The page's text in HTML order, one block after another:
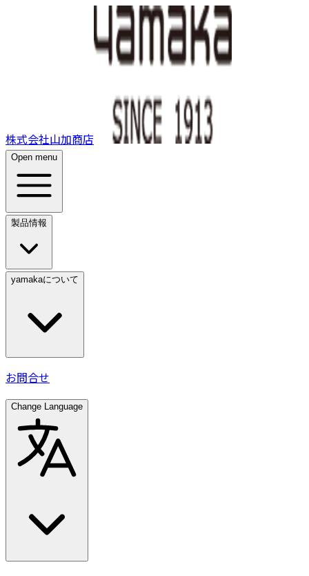
株式会社山加商店
Open menu
製品情報
yamakaについて
お問合せ
Change Language